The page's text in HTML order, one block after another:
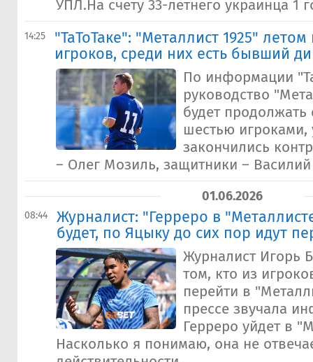
УПЛ.На счету 33-летнего украинца 1
14:25
"ТаТоТаке": "Металлист 1925"
игроков, среди них есть бывший
По информации
руководство
будет продолжать
шестью игроками,
закончились
– Олег Мозиль, защитники – Василий
01.06.2026
08:44
Журналист: "Герреро в
будет, по Яцыку до сих пор идут
Журналист Игорь
том, кто из
перейти в
прессе звучала
Герреро уйдет в
Насколько я понимаю, она не